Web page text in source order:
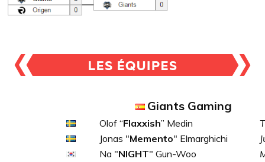
Giants Gaming
Olof “Flaxxish” Medin
Jonas "Memento" Elmarghichi
Na "NIGHT" Gun-Woo